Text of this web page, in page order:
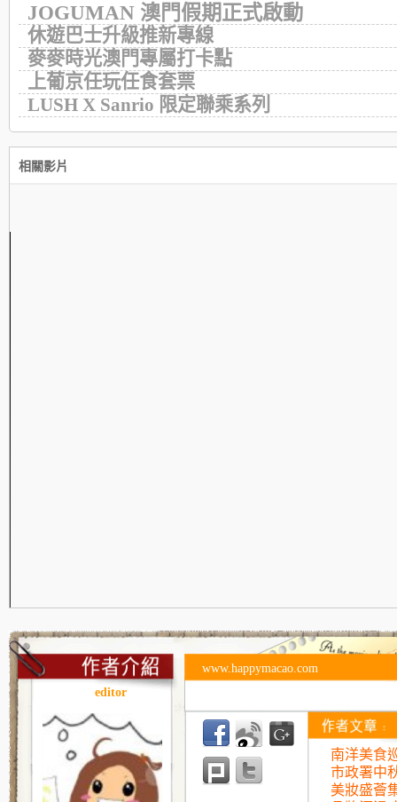
JOGUMAN 澳門假期正式啟動
休遊巴士升級推新專線
麥麥時光澳門專屬打卡點
上葡京任玩任食套票
LUSH X Sanrio 限定聯乘系列
相關影片
editor
www.happymacao.com
南洋美食
市政署中
美妝盛薈